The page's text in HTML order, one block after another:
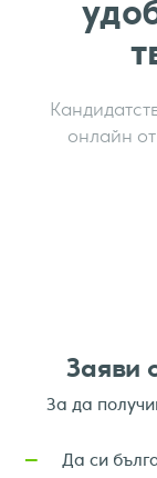
онлайн
Заяви
За да
— Да си